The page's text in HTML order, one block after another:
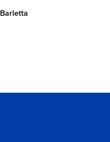
Barletta